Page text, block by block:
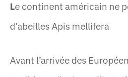
Le continent américain ne
d’abeilles Apis mellifera
Avant l’arrivée des